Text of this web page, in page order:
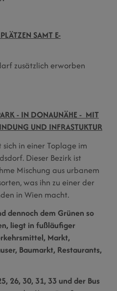
SAMT E-
zusätzlich erworben
- IN DONAUNÄHE - MIT
UND INFRASTUKTUR
in einer Toplage im
Dieser Bezirk ist
Mischung aus urbanem
was ihn zu einer der
in Wien macht.
dennoch dem Grünen so
liegt in fußläufiger
Markt,
Baumarkt, Restaurants,
26, 30, 31, 33 und der Bus